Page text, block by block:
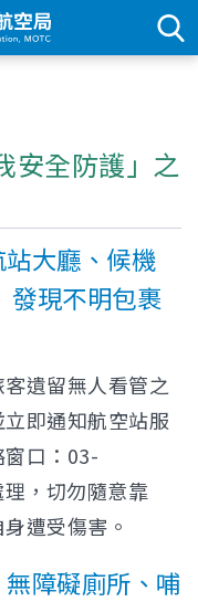
安全防護」之
大廳、候機
現不明包裹
遺留無人看管之
即通知航空站服
口：03-
，切勿隨意靠
遭受傷害。
障礙廁所、哺